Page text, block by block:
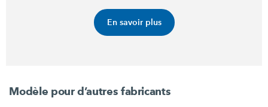
En savoir plus
Modèle pour d’autres fabricants